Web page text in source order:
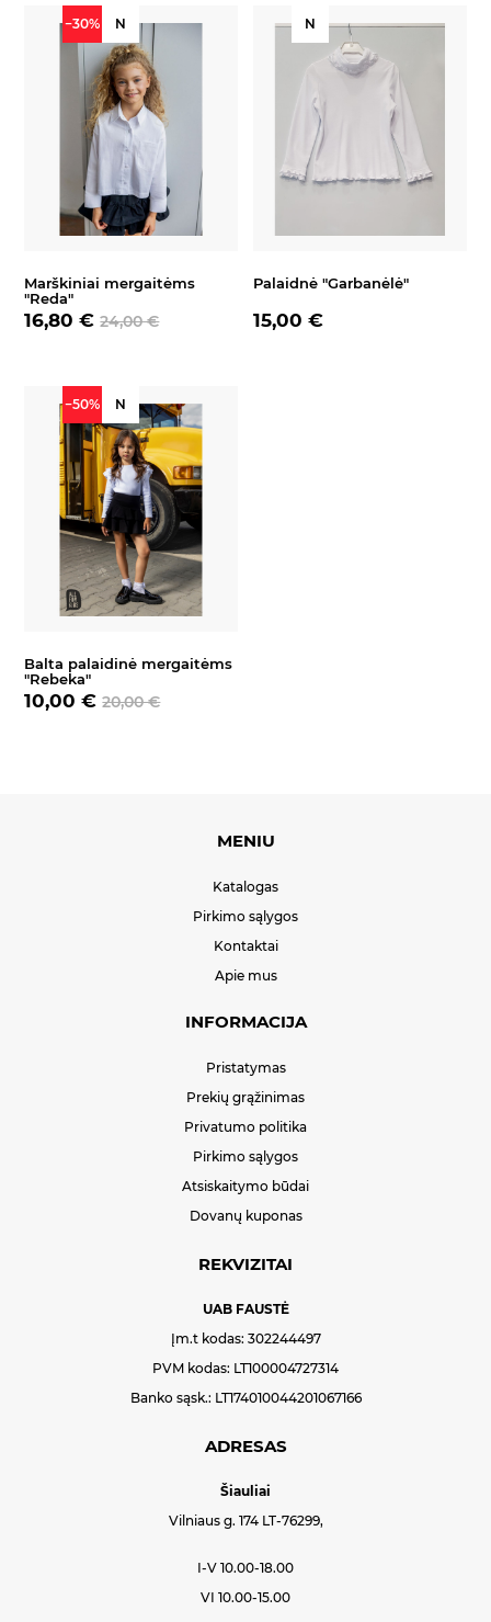
−30% N
Marškiniai mergaitėms
"Reda"
16,80 €24,00 €
N
Palaidnė "Garbanėlė"
15,00 €
−50% N
Balta palaidinė mergaitėms
"Rebeka"
10,00 €20,00 €
MENIU
Katalogas
Pirkimo sąlygos
Kontaktai
Apie mus
INFORMACIJA
Pristatymas
Prekių grąžinimas
Privatumo politika
Pirkimo sąlygos
Atsiskaitymo būdai
Dovanų kuponas
REKVIZITAI
UAB FAUSTĖ
Įm.t kodas: 302244497
PVM kodas: LT100004727314
Banko sąsk.: LT174010044201067166
ADRESAS
Šiauliai
Vilniaus g. 174 LT-76299,
I-V 10.00-18.00
VI 10.00-15.00